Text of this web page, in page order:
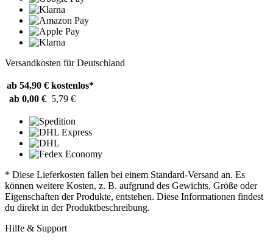
Versandkosten für Deutschland
ab 54,90 € kostenlos*
ab 0,00 € 5,79 €
* Diese Lieferkosten fallen bei einem Standard-Versand an. Es
können weitere Kosten, z. B. aufgrund des Gewichts, Größe oder
Eigenschaften der Produkte, entstehen. Diese Informationen findest
du direkt in der Produktbeschreibung.
Hilfe & Support